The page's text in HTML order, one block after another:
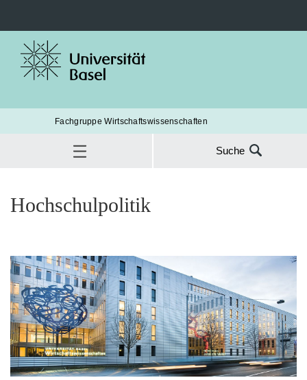
Fachgruppe Wirtschaftswissenschaften
Suche
Hochschulpolitik